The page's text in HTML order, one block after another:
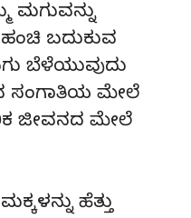
ಮಗುವನ್ನು
ಬದುಕುವ
ಬೆಳೆಯುವುದು
ಸಂಗಾತಿಯ ಮೇಲೆ
ಜೀವನದ ಮೇಲೆ
ಹೆತ್ತು